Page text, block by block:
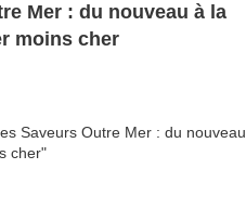
Mer : du nouveau à la
moins cher